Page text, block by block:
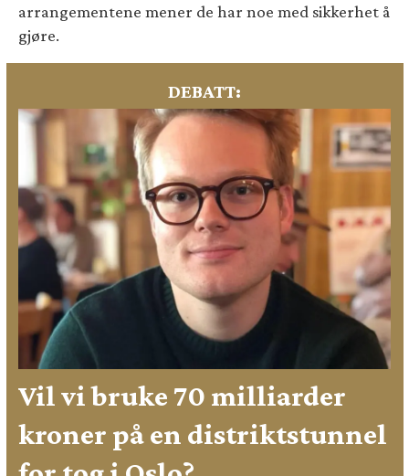
arrangementene mener de har noe med sikkerhet å
gjøre.
DEBATT:
Vil vi bruke 70 milliarder
kroner på en distriktstunnel